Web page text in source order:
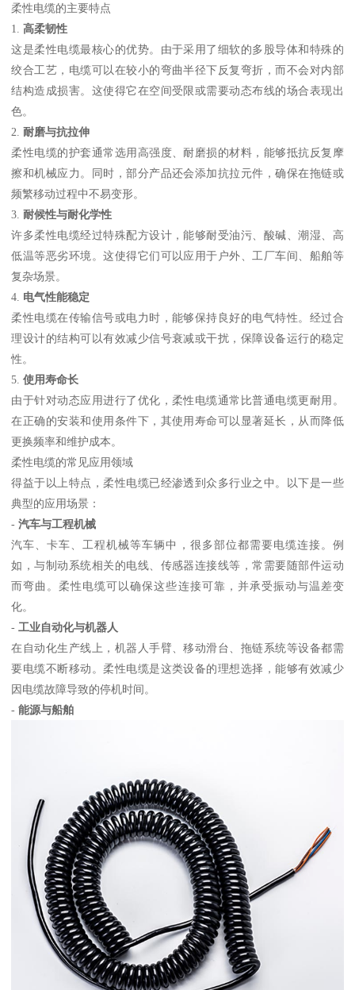
柔性电缆的主要特点
1.高柔韧性
这是柔性电缆最核心的优势。由于采用了细软的多股导体和特殊的
绞合工艺，电缆可以在较小的弯曲半径下反复弯折，而不会对内部
结构造成损害。这使得它在空间受限或需要动态布线的场合表现出
色。
2.耐磨与抗拉伸
柔性电缆的护套通常选用高强度、耐磨损的材料，能够抵抗反复摩
擦和机械应力。同时，部分产品还会添加抗拉元件，确保在拖链或
频繁移动过程中不易变形。
3.耐候性与耐化学性
许多柔性电缆经过特殊配方设计，能够耐受油污、酸碱、潮湿、高
低温等恶劣环境。这使得它们可以应用于户外、工厂车间、船舶等
复杂场景。
4. 电气性能稳定
柔性电缆在传输信号或电力时，能够保持良好的电气特性。经过合
理设计的结构可以有效减少信号衰减或干扰，保障设备运行的稳定
性。
5.使用寿命长
由于针对动态应用进行了优化，柔性电缆通常比普通电缆更耐用。
在正确的安装和使用条件下，其使用寿命可以显著延长，从而降低
更换频率和维护成本。
柔性电缆的常见应用领域
得益于以上特点，柔性电缆已经渗透到众多行业之中。以下是一些
典型的应用场景：
-汽车与工程机械
汽车、卡车、工程机械等车辆中，很多部位都需要电缆连接。例
如，与制动系统相关的电线、传感器连接线等，常需要随部件运动
而弯曲。柔性电缆可以确保这些连接可靠，并承受振动与温差变
化。
-工业自动化与机器人
在自动化生产线上，机器人手臂、移动滑台、拖链系统等设备都需
要电缆不断移动。柔性电缆是这类设备的理想选择，能够有效减少
因电缆故障导致的停机时间。
-能源与船舶